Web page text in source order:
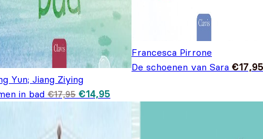
Yun; Jiang Ziying
in bad €17,95 Oorspronkelijke prijs was: €17,95.
€14,95
Francesca Pirrone
De schoenen van Sara €17,95